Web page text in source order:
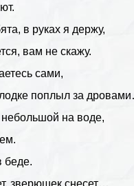
в руках я держу,
вам не скажу.
сами,
поплыл за
небольшой на воде,
беде.
зверюшек снесет…